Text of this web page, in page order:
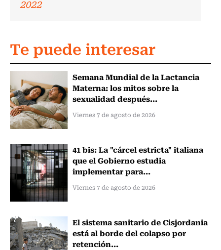
2022
Te puede interesar
Semana Mundial de la Lactancia
Materna: los mitos sobre la
sexualidad después...
Viernes 7 de agosto de 2026
41 bis: La "cárcel estricta" italiana
que el Gobierno estudia
implementar para...
Viernes 7 de agosto de 2026
El sistema sanitario de Cisjordania
está al borde del colapso por
retención...